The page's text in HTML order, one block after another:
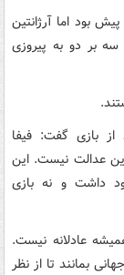
بود اما آرژانتین
بر دو به پیروزی
بازی گفت: فیفا
عدالت نیست. این
داشت و نه بازی
عادلانه نیست.
بمانند تا از نظر